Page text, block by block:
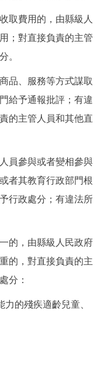
費用的，由縣級人
；對直接負責的主管
。
、服務等方式謀取
給予通報批評；有違
的主管人員和其他直
員參與或者變相參與
者其教育行政部門根
行政處分；有違法所
，由縣級人民政府
的，對直接負責的主
分：
的殘疾適齡兒童、